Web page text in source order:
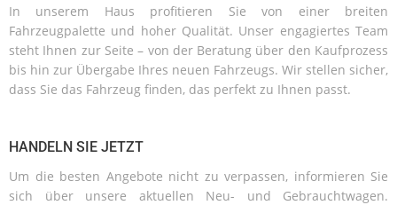
In unserem Haus profitieren Sie von einer breiten
Fahrzeugpalette und hoher Qualität. Unser engagiertes Team
steht Ihnen zur Seite – von der Beratung über den Kaufprozess
bis hin zur Übergabe Ihres neuen Fahrzeugs. Wir stellen sicher,
dass Sie das Fahrzeug finden, das perfekt zu Ihnen passt.
HANDELN SIE JETZT
Um die besten Angebote nicht zu verpassen, informieren Sie
sich über unsere aktuellen Neu- und Gebrauchtwagen.